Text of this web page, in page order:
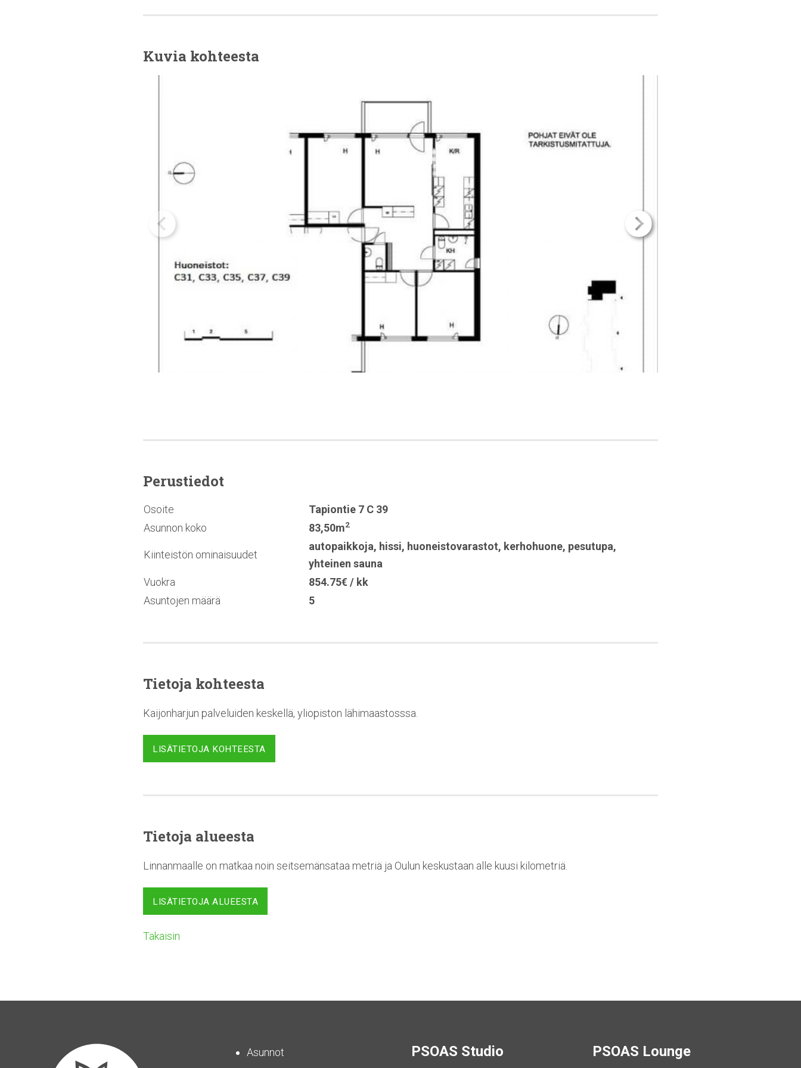
Kuvia kohteesta
Perustiedot
Osoite
Tapiontie 7 C 39
Asunnon koko
83,50m2
Kiinteistön ominaisuudet
autopaikkoja, hissi, huoneistovarastot, kerhohuone, pesutupa,
yhteinen sauna
Vuokra
854.75€ / kk
Asuntojen määrä
5
Tietoja kohteesta
Kaijonharjun palveluiden keskellä, yliopiston lähimaastosssa.
LISÄTIETOJA KOHTEESTA
Tietoja alueesta
Linnanmaalle on matkaa noin seitsemänsataa metriä ja Oulun keskustaan alle kuusi kilometriä.
LISÄTIETOJA ALUEESTA
Takaisin
Asunnot PSOAS Studio PSOAS Lounge